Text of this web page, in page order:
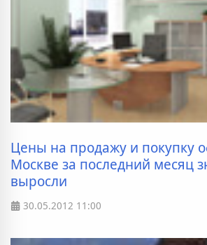
Цены на продажу и покупку
Москве за последний месяц
выросли
30.05.2012 11:00